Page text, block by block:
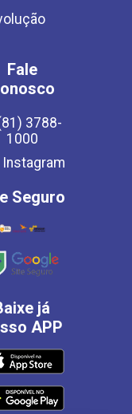
Fale
3788-
1000
Instagram
Seguro
já
APP